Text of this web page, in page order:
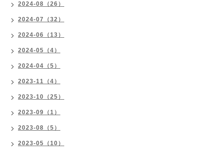
2024-08（26）
2024-07（32）
2024-06（13）
2024-05（4）
2024-04（5）
2023-11（4）
2023-10（25）
2023-09（1）
2023-08（5）
2023-05（10）